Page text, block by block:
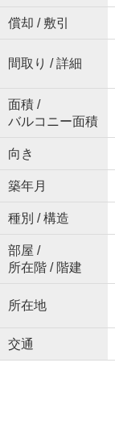
償却 / 敷引
間取り / 詳細
面積 /
バルコニー面積
向き
築年月
種別 / 構造
部屋 /
所在階 / 階建
所在地
交通